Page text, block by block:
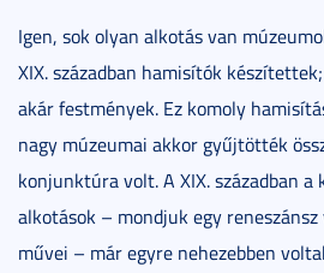
Igen, sok olyan alkotás van
XIX. században hamisítók
akár festmények. Ez komoly
nagy múzeumai akkor gyűjtötték
konjunktúra volt. A XIX. században a
alkotások – mondjuk egy
művei – már egyre nehezebben